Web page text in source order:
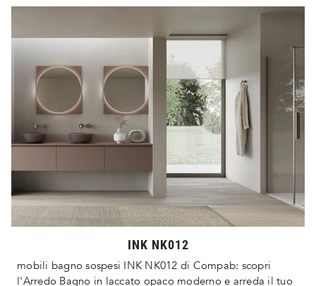
INK NK012
mobili bagno sospesi INK NK012 di Compab: scopri
l'Arredo Bagno in laccato opaco moderno e arreda il tuo